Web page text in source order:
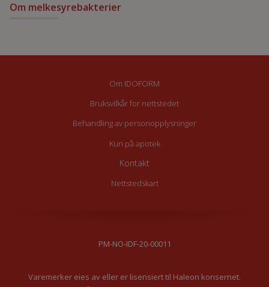
Om melkesyrebakterier
Om IDOFORM
Bruksvilkår for nettstedet
Behandling av personopplysninger
Kun på apotek
Kontakt
Nettstedskart
PM-NO-IDF-20-00011
Varemerker eies av eller er lisensiert til Haleon konsernet.